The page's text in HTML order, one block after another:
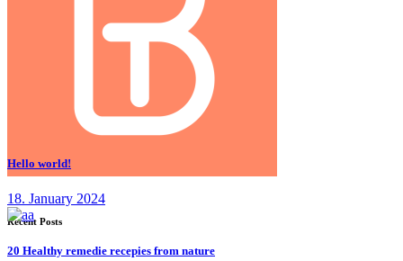
Recent Posts
Hello world!
18. January 2024
20 Healthy remedie recepies from nature